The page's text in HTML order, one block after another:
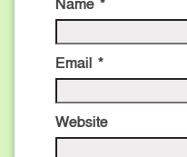
Name *
Email *
Website